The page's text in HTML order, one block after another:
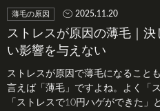
薄毛の原因 2025.11.20
ストレスが原因の薄毛｜
い影響を与えない
ストレスが原因で薄毛になること
言えば「薄毛」ですよね。よく「
「ストレスで10円ハゲができた」